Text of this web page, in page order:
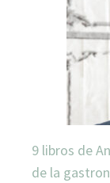
9 libros de
de la